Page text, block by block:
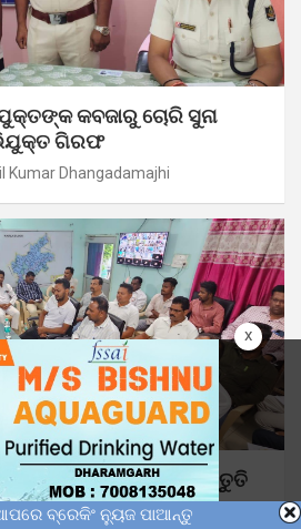
x
କବଜାରୁ ଚୋରି ସୁନା
ଗିରଫ
Kumar Dhangadamajhi
ଦିବସ ପାଳନ ପାଇଁ ପ୍ରସ୍ତୁତି
ବ୍ରେକିଂ ନ୍ୟୁଜ ପାଆନ୍ତୁ